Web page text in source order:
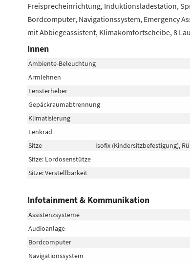
Freisprecheinrichtung, Induktionsladestation,
Bordcomputer, Navigationssystem, Emergency
mit Abbiegeassistent, Klimakomfortscheibe, 8
Innen
Ambiente-Beleuchtung
Armlehnen
Fensterheber
Gepäckraumabtrennung
Klimatisierung
Lenkrad
Sitze
Isofix (Kindersitzbefestigung),
Sitze: Lordosenstütze
Sitze: Verstellbarkeit
Infotainment & Kommunikation
Assistenzsysteme
Audioanlage
Bordcomputer
Navigationssystem